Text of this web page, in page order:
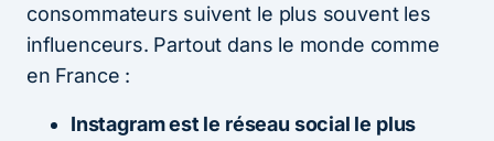
consommateurs suivent le plus souvent les
influenceurs. Partout dans le monde comme
en France :
Instagram est le réseau social le plus